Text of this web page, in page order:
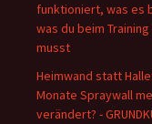
funktioniert, was es
was du beim
musst
Heimwand statt
Monate Spraywall
verändert? -